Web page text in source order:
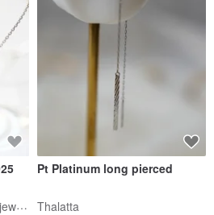
クラウドジュエリー Cloud-jewelry
Pt Platinum long pierced
Thalatta